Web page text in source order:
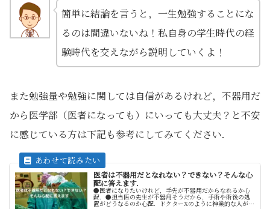
簡単に結論を言うと，一生勉強することにな
るのは間違いないね！私自身の学生時代の経
験時代を交えながら説明していくよ！
また勉強量や勉強に関しては自信があるけれど，不器用だ
から医学部（医者になっても）にいっても大丈夫？と不安
に感じている方は下記も参考にしてみてください．
医者は不器用だとなれない？できない？そんな心
配に答えます．
●医者になりたいけれど，手先が不器用だからなれるか心
配．●担当医の先生が不器用そうだから，手術や術後の処
置がどうなるのか心配．ドクターXのように神業的な人が手